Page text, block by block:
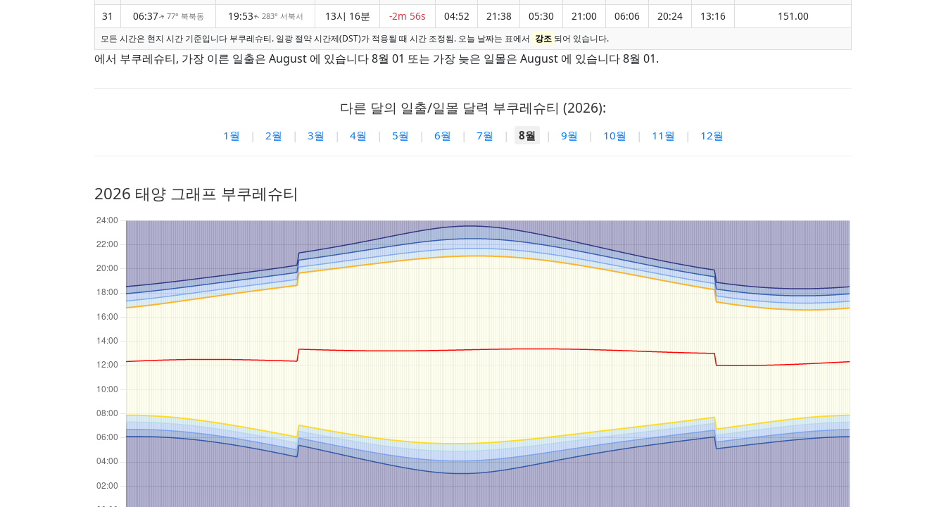
31
06:37↑ 77° 북북동 19:53↑ 283° 서북서 13시 16분 -2m 56s 04:52 21:38 05:30 21:00 06:06 20:24 13:16 151.00
모든 시간은 현지 시간 기준입니다 부쿠레슈티. 일광 절약 시간제(DST)가 적용될 때 시간 조정됨. 오늘 날짜는 표에서 강조 되어 있습니다.
에서 부쿠레슈티, 가장 이른 일출은 August 에 있습니다 8월 01 또는 가장 늦은 일몰은 August 에 있습니다 8월 01.
다른 달의 일출/일몰 달력 부쿠레슈티 (2026):
1월 | 2월 | 3월 | 4월 | 5월 | 6월 | 7월 | 8월 | 9월 | 10월 | 11월 | 12월
2026 태양 그래프 부쿠레슈티